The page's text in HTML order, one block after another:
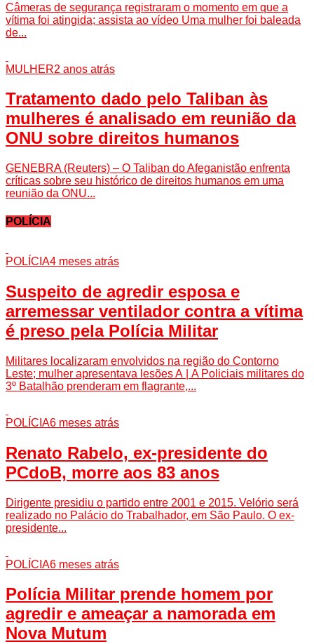
Câmeras de segurança registraram o momento em que a
vítima foi atingida; assista ao vídeo Uma mulher foi baleada
de...
MULHER2 anos atrás
Tratamento dado pelo Taliban às
mulheres é analisado em reunião da
ONU sobre direitos humanos
GENEBRA (Reuters) – O Taliban do Afeganistão enfrenta
críticas sobre seu histórico de direitos humanos em uma
reunião da ONU...
POLÍCIA
POLÍCIA4 meses atrás
Suspeito de agredir esposa e
arremessar ventilador contra a vítima
é preso pela Polícia Militar
Militares localizaram envolvidos na região do Contorno
Leste; mulher apresentava lesões A | A Policiais militares do
3º Batalhão prenderam em flagrante,...
POLÍCIA6 meses atrás
Renato Rabelo, ex-presidente do
PCdoB, morre aos 83 anos
Dirigente presidiu o partido entre 2001 e 2015. Velório será
realizado no Palácio do Trabalhador, em São Paulo. O ex-
presidente...
POLÍCIA6 meses atrás
Polícia Militar prende homem por
agredir e ameaçar a namorada em
Nova Mutum